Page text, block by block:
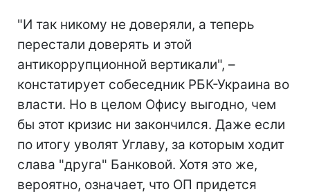
"И так никому не доверяли, а теперь
перестали доверять и этой
антикоррупционной вертикали", –
констатирует собеседник РБК-Украина во
власти. Но в целом Офису выгодно, чем
бы этот кризис ни закончился. Даже если
по итогу уволят Углаву, за которым ходит
слава "друга" Банковой. Хотя это же,
вероятно, означает, что ОП придется